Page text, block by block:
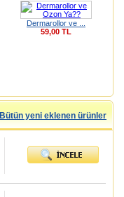
Dermarollor ve ...
59,00 TL
Bütün yeni eklenen ürünler